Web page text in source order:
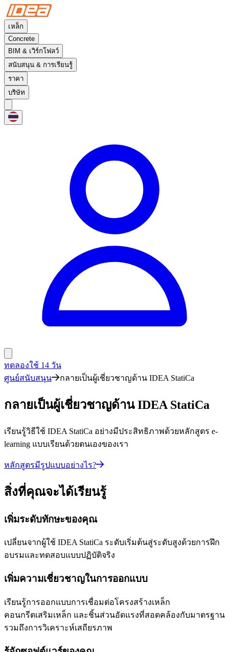
เหล็ก
Concrete
BIM & เวิร์กโฟลว์
สนับสนุน & การเรียนรู้
ราคา
บริษัท
ทดลองใช้ 14 วัน
ศูนย์สนับสนุน
กลายเป็นผู้เชี่ยวชาญด้าน IDEA StatiCa
กลายเป็นผู้เชี่ยวชาญด้าน IDEA StatiCa
เรียนรู้วิธีใช้ IDEA StatiCa อย่างมีประสิทธิภาพด้วยหลักสูตร e-
learning แบบเรียนด้วยตนเองของเรา
หลักสูตรมีรูปแบบอย่างไร?
สิ่งที่คุณจะได้เรียนรู้
เพิ่มระดับทักษะของคุณ
เปลี่ยนจากผู้ใช้ IDEA StatiCa ระดับเริ่มต้นสู่ระดับสูงด้วยการฝึก
อบรมและทดสอบแบบปฏิบัติจริง
เพิ่มความเชี่ยวชาญในการออกแบบ
เรียนรู้การออกแบบการเชื่อมต่อโครงสร้างเหล็ก
คอนกรีตเสริมเหล็ก และชิ้นส่วนอัดแรงที่สอดคล้องกับมาตรฐาน
รวมถึงการวิเคราะห์เสถียรภาพ